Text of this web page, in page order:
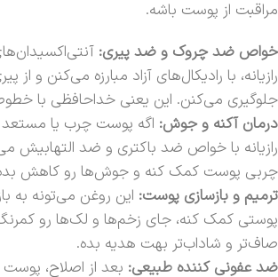
مراقبت از پوست باشه.
خواص ضد چروک و ضد پیری:
رازیانه، با رادیکال‌های آزاد مبارزه می‌کنن و
جلوگیری می‌کنن. این یعنی خداحافظی با
درمان آکنه و جوش: اگه پوست چرب یا
رازیانه با خواص ضد باکتری و ضد التهابیش
چربی پوست کمک کنه و جوش‌ها رو کاهش
ترمیم و بازسازی پوست: این روغن می‌تونه به
پوستی کمک کنه، جای زخم‌ها و لک‌ها رو
صاف‌تر و شاداب‌تر بهت هدیه بده.
ضد عفونی کننده طبیعی: بعد از اصلاح،